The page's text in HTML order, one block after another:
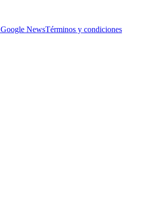
Google NewsTérminos y condiciones